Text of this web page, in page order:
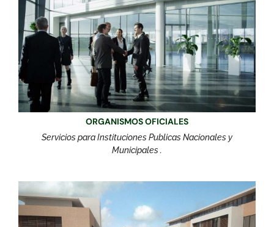
ORGANISMOS OFICIALES
Servicios para Instituciones Publicas Nacionales y
Municipales .